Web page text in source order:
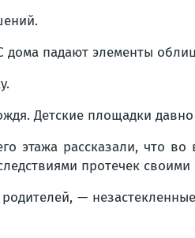
падают элементы
Детские площадки
этажа рассказали, что
протечек своими
—